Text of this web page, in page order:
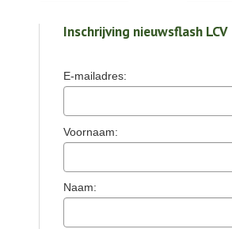
Inschrijving nieuwsflash LCV
E-mailadres:
Voornaam:
Naam: